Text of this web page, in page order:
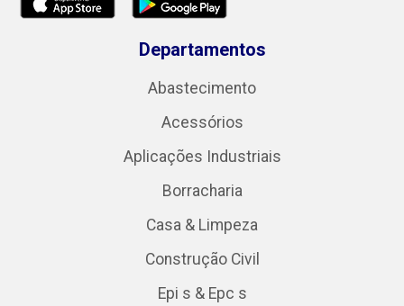
Departamentos
Abastecimento
Acessórios
Aplicações Industriais
Borracharia
Casa & Limpeza
Construção Civil
Epi s & Epc s